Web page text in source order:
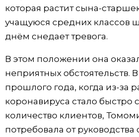
которая растит сына-
учащуюся средних классов
днём снедает тревога.
В этом положении она
неприятных обстоятельств.
прошлого года, когда из-за
коронавируса стало быстро
количество клиентов,
потребовала от руководства